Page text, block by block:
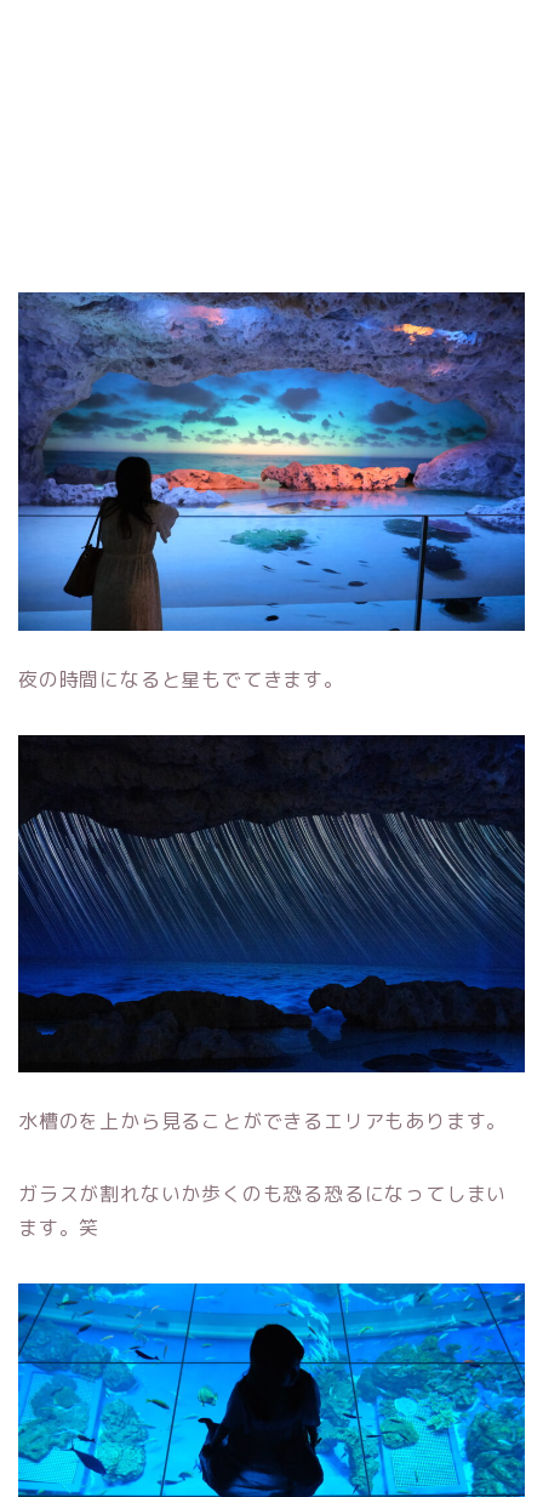
夜の時間になると星もでてきます。
水槽のを上から見ることができるエリアもあります。
ガラスが割れないか歩くのも恐る恐るになってしまい
ます。笑